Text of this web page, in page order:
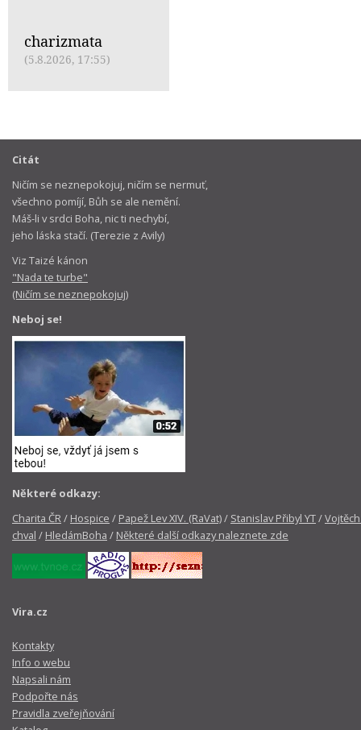
charizmata
(5.8.2026, 17:55)
Citát
Ničím se neznepokojuj, ničím se nermuť,
všechno pomíjí, Bůh se ale nemění.
Máš-li v srdci Boha, nic ti nechybí,
jeho láska stačí. (Terezie z Avily)
Viz Taizé kánon
"Nada te turbe"
(Ničím se neznepokojuj)
Neboj se!
Některé odkazy:
Charita ČR/ Hospice / Papež Lev XIV. (RaVat)/ Stanislav Přibyl YT/
chval / HledámBoha / Některé další odkazy naleznete zde
Vira.cz
Kontakty
Info o webu
Napsali nám
Podpořte nás
Pravidla zveřejňování